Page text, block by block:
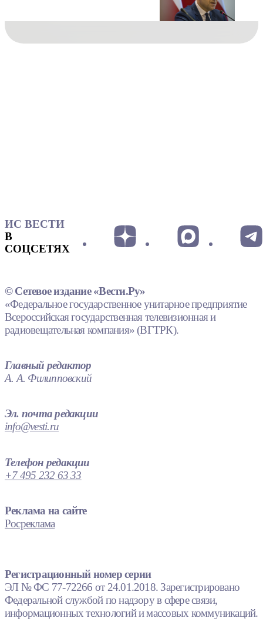
ИС ВЕСТИ
В
СОЦСЕТЯХ
© Сетевое издание «Вести.Ру»
«Федеральное государственное унитарное предприятие
Всероссийская государственная телевизионная и
радиовещательная компания» (ВГТРК).
Главный редактор
А. А. Филипповский
Эл. почта редакции
info@vesti.ru
Телефон редакции
+7 495 232 63 33
Реклама на сайте
Росреклама
Регистрационный номер серии
ЭЛ № ФС 77-72266 от 24.01.2018. Зарегистрировано
Федеральной службой по надзору в сфере связи,
информационных технологий и массовых коммуникаций.